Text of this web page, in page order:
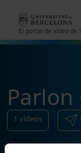
El portal de vídeo de
Parlon
1 vídeos